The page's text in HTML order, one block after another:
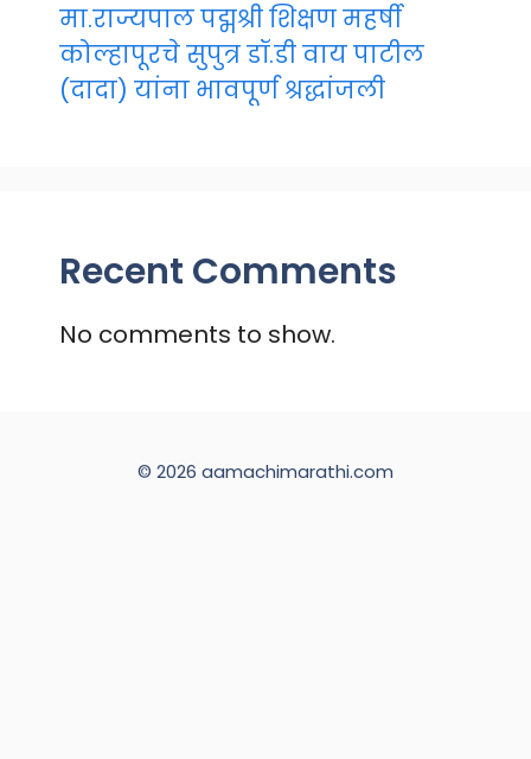
मा.राज्यपाल पद्मश्री शिक्षण महर्षी
कोल्हापूरचे सुपुत्र डॉ.डी वाय पाटील
(दादा) यांना भावपूर्ण श्रद्धांजली
Recent Comments
No comments to show.
© 2026 aamachimarathi.com